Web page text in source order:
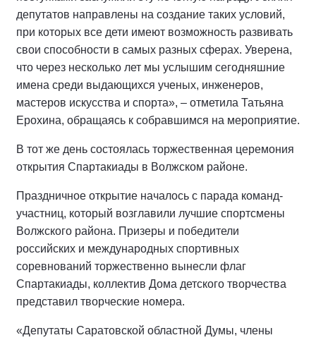
депутатов направлены на создание таких условий,
при которых все дети имеют возможность развивать
свои способности в самых разных сферах. Уверена,
что через несколько лет мы услышим сегодняшние
имена среди выдающихся ученых, инженеров,
мастеров искусства и спорта», – отметила Татьяна
Ерохина, обращаясь к собравшимся на мероприятие.
В тот же день состоялась торжественная церемония
открытия Спартакиады в Волжском районе.
Праздничное открытие началось с парада команд-
участниц, который возглавили лучшие спортсмены
Волжского района. Призеры и победители
российских и международных спортивных
соревнований торжественно вынесли флаг
Спартакиады, коллектив Дома детского творчества
представил творческие номера.
«Депутаты Саратовской областной Думы, члены